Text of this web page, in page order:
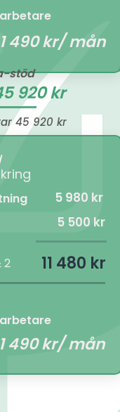
1 490 kr/ mån
5 980 kr
5 500 kr
2 11 480 kr
1 490 kr/ mån
stöd
920 kr
45 920 kr